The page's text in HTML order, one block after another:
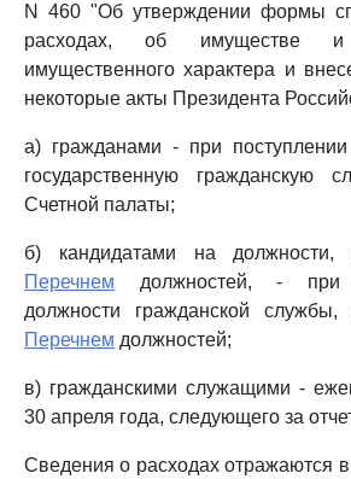
N 460 "Об утверждении формы
расходах, об имуществе и
имущественного характера и
некоторые акты Президента
а) гражданами - при
государственную гражданскую
Счетной палаты;
б) кандидатами на должности,
Перечнем должностей, - при
должности гражданской службы,
Перечнем должностей;
в) гражданскими служащими -
30 апреля года, следующего за
Сведения о расходах отражаются